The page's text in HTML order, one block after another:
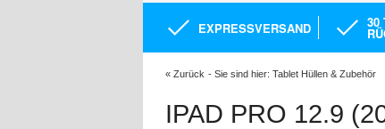
EXPRESSVERSAND 30
« Zurück - Sie sind hier: Tablet Hüllen & Zubehör
IPAD PRO 12.9